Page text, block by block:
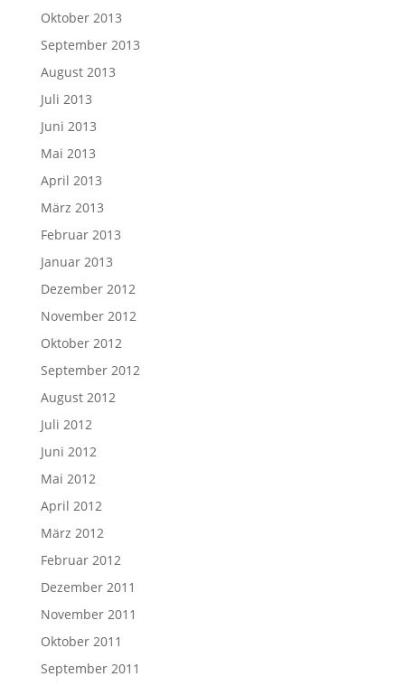
Oktober 2013
September 2013
August 2013
Juli 2013
Juni 2013
Mai 2013
April 2013
März 2013
Februar 2013
Januar 2013
Dezember 2012
November 2012
Oktober 2012
September 2012
August 2012
Juli 2012
Juni 2012
Mai 2012
April 2012
März 2012
Februar 2012
Dezember 2011
November 2011
Oktober 2011
September 2011